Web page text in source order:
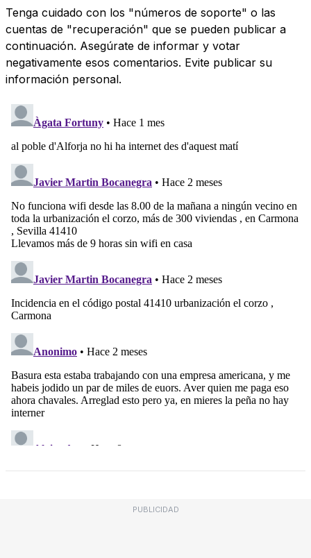
Tenga cuidado con los "números de soporte" o las
cuentas de "recuperación" que se pueden publicar a
continuación. Asegúrate de informar y votar
negativamente esos comentarios. Evite publicar su
información personal.
PUBLICIDAD